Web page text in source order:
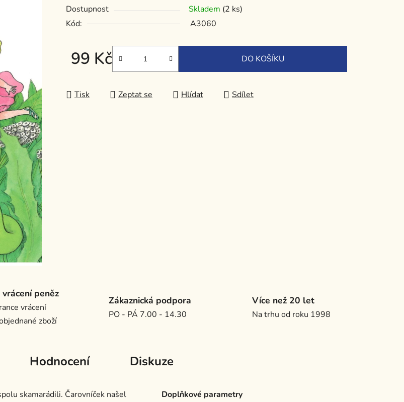
Dostupnost Skladem (2 ks)
Kód:
A3060
99 Kč
Měrná cena:
DO KOŠÍKU
Tisk Zeptat se Hlídat Sdílet
vrácení peněz
vrácení
zboží
Zákaznická podpora
PO - PÁ 7.00 - 14.30
Více než 20 let
Na trhu od roku 1998
Hodnocení Diskuze
skamarádili. Čarovníček našel
Doplňkové parametry